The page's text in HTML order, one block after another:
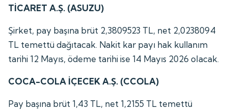
TİCARET A.Ş. (ASUZU)
Şirket, pay başına brüt 2,3809523 TL, net 2,0238094
TL temettü dağıtacak. Nakit kar payı hak kullanım
tarihi 12 Mayıs, ödeme tarihi ise 14 Mayıs 2026 olacak.
COCA-COLA İÇECEK A.Ş. (CCOLA)
Pay başına brüt 1,43 TL, net 1,2155 TL temettü